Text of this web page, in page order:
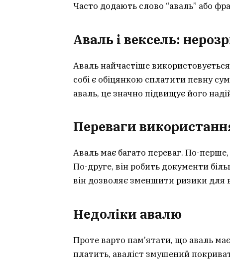
Часто додають слово “аваль” або
Аваль і вексель:
Аваль найчастіше
собі є обіцянкою сплатити певну
аваль, це значно підвищує його
Переваги
Аваль має багато переваг. По-
По-друге, він робить документи
він дозволяє зменшити ризики для
Недоліки авалю
Проте варто пам’ятати, що аваль
платить, аваліст змушений